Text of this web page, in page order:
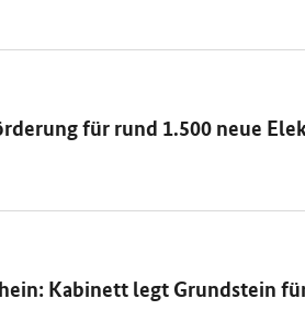
für rund 1.500 neue
Kabinett legt Grundstein